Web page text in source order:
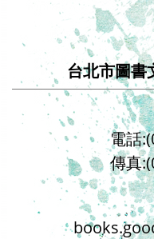
台北市圖書
電話
傳真